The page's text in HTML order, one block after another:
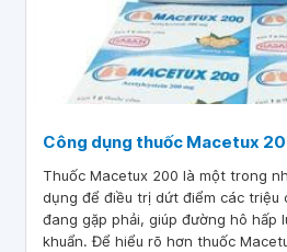
Công dụng thuốc Macetux
Thuốc Macetux 200 là một trong
dụng để điều trị dứt điểm các triệu
đang gặp phải, giúp đường hô hấp
khuẩn. Để hiểu rõ hơn thuốc